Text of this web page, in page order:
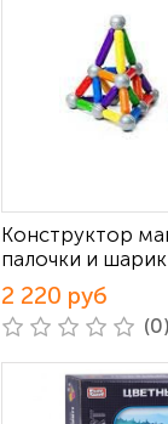
Конструктор
палочки и
2 220 руб